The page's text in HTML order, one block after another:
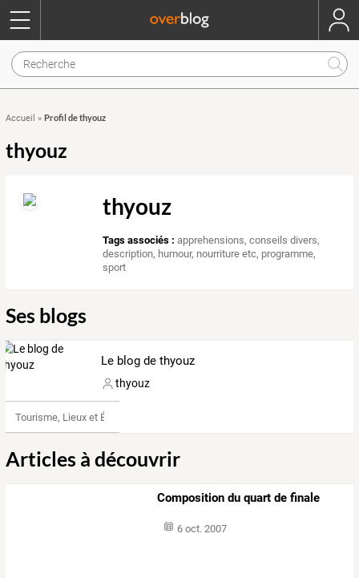
Accueil » Profil de thyouz
thyouz
thyouz
Tags associés : apprehensions,conseils divers,
description, humour, nourriture etc, programme,
sport
Ses blogs
Le blog de thyouz
thyouz
Tourisme, Lieux et Événements
Articles à découvrir
Composition du quart de finale
6 oct. 2007